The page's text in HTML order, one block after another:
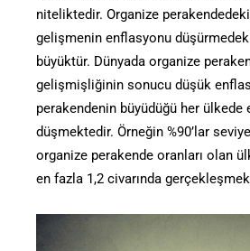
niteliktedir. Organize
gelişmenin enflasyonu
büyüktür. Dünyada organize
gelişmişliğinin sonucu düşük
perakendenin büyüdüğü her ülkede
düşmektedir. Örneğin %90’lar
organize perakende oranları olan
en fazla 1,2 civarında